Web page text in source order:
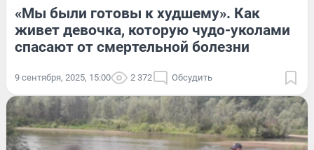
«Мы были готовы к худшему». Как
живет девочка, которую чудо-уколами
спасают от смертельной болезни
9 сентября, 2025, 15:00 2 372 Обсудить